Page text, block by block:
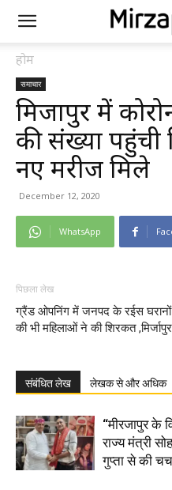
होम
समाचार
मिर्जापुर में
की संख्या
नए मरीज मिले
December 12, 2020
WhatsApp
पिछला लेख
ग्रैंड ओपनिंग में जनपद के रईस घरानों
की भी महिलाओं ने की शिरकत ,मिर्जापुर
संबंधित लेख लेखक से और अधिक
“मीरजापुर के
राज्य मंत्री
गुप्ता से की